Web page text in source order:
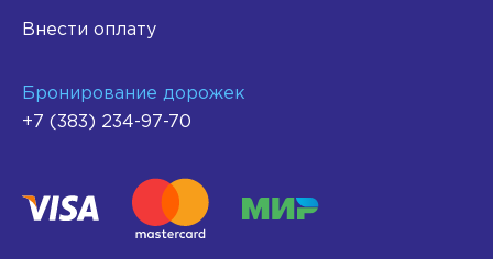
Внести оплату
Бронирование дорожек
+7 (383) 234-97-70